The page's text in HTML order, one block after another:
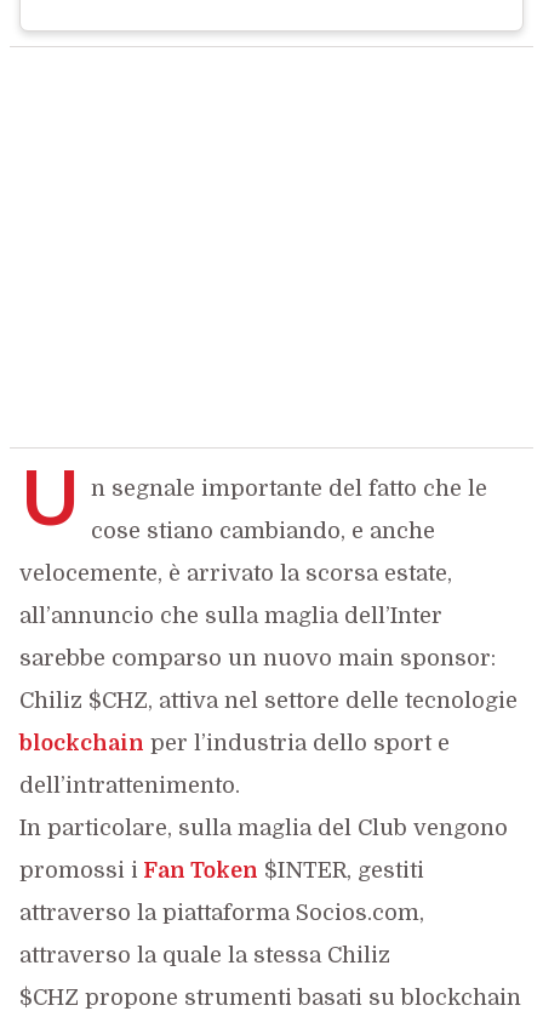
U
n segnale importante del fatto che le
cose stiano cambiando, e anche
velocemente, è arrivato la scorsa estate,
all’annuncio che sulla maglia dell’Inter
sarebbe comparso un nuovo main sponsor:
Chiliz $CHZ, attiva nel settore delle tecnologie
blockchain per l’industria dello sport e
dell’intrattenimento.
In particolare, sulla maglia del Club vengono
promossi i Fan Token $INTER, gestiti
attraverso la piattaforma Socios.com,
attraverso la quale la stessa Chiliz
$CHZ propone strumenti basati su blockchain